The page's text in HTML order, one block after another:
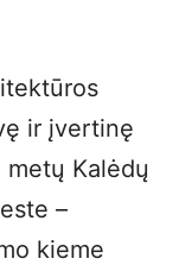
ir įvertinę
Kalėdų
–
kieme